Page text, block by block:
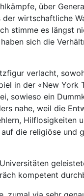
über
wirtschaftliche
stimme es längst
sich die
verlacht,
in der «New
sowieso ein
nahe, weil die
Hilflosigkeiten
die religiöse und
kompetent